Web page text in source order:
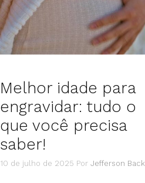
Melhor idade para
engravidar: tudo o
que você precisa
saber!
10 de julho de 2025 Por Jefferson Back